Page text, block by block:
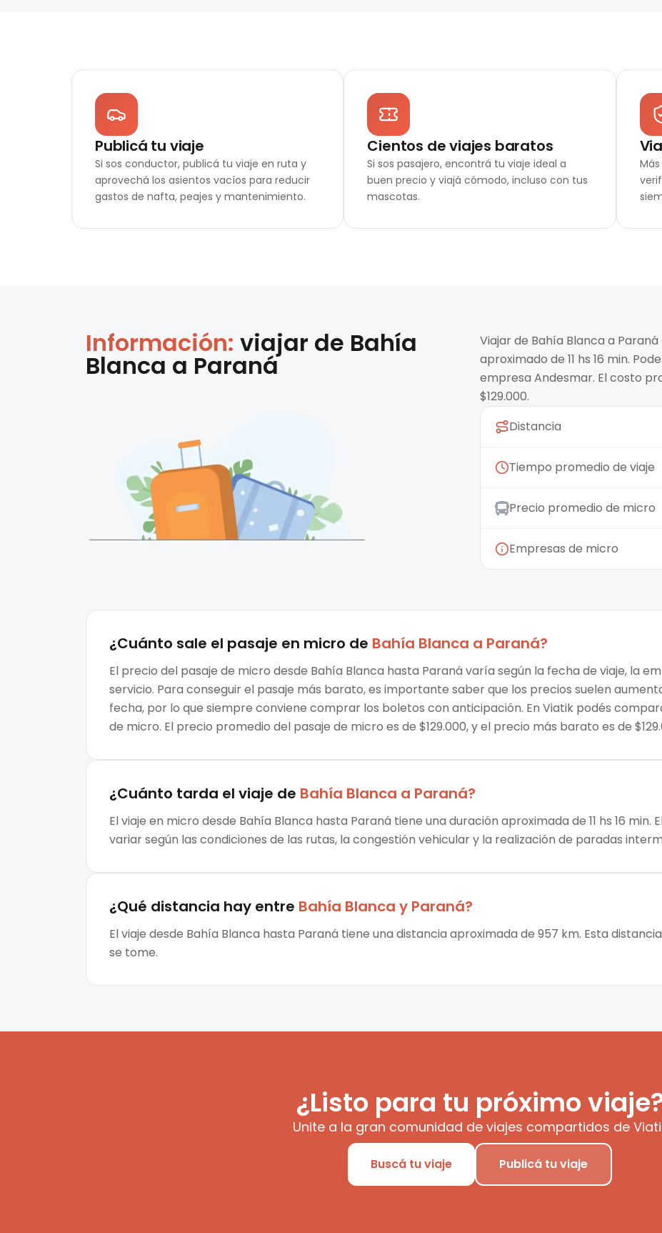
Publicá tu viaje
Si sos conductor, publicá tu viaje en ruta y
aprovechá los asientos vacíos para reducir
gastos de nafta, peajes y mantenimiento.
Cientos de viajes baratos
Si sos pasajero, encontrá tu viaje ideal a
buen precio y viajá cómodo, incluso con tus
mascotas.
Información: viajar de Bahía
Blanca a Paraná
Viajar de Bahía Blanca a
aproximado de 11 hs 16 min.
empresa Andesmar. El costo
$129.000.
Distancia
Tiempo promedio de viaje
Precio promedio de micro
Empresas de micro
¿Cuánto sale el pasaje en micro de Bahía Blanca a Paraná?
El precio del pasaje de micro desde Bahía Blanca hasta Paraná varía según la fecha de viaje, la
servicio. Para conseguir el pasaje más barato, es importante saber que los precios suelen
fecha, por lo que siempre conviene comprar los boletos con anticipación. En Viatik podés
de micro. El precio promedio del pasaje de micro es de $129.000, y el precio más barato es de
¿Cuánto tarda el viaje de Bahía Blanca a Paraná?
El viaje en micro desde Bahía Blanca hasta Paraná tiene una duración aproximada de 11 hs 16
variar según las condiciones de las rutas, la congestión vehicular y la realización de paradas
¿Qué distancia hay entre Bahía Blanca y Paraná?
El viaje desde Bahía Blanca hasta Paraná tiene una distancia aproximada de 957 km. Esta
se tome.
¿Listo para tu próximo
Unite a la gran comunidad de viajes compartidos de
Buscá tu viaje Publicá tu viaje